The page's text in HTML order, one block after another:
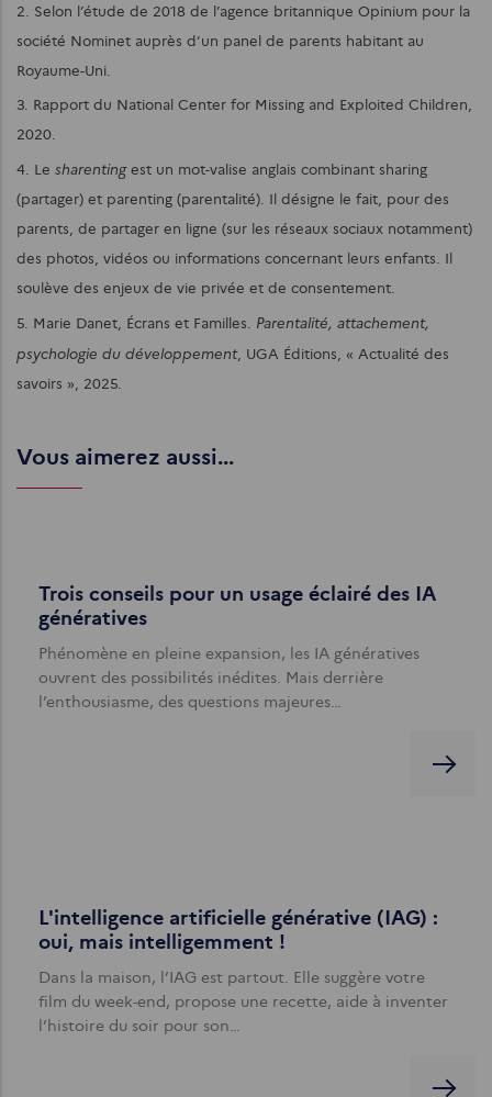
2. Selon l’étude de 2018 de l’agence britannique Opinium pour la
société Nominet auprès d’un panel de parents habitant au
Royaume-Uni.
3. Rapport du National Center for Missing and Exploited Children,
2020.
4. Le sharentingest un mot-valise anglais combinant sharing
(partager) et parenting (parentalité). Il désigne le fait, pour des
parents, de partager en ligne (sur les réseaux sociaux notamment)
des photos, vidéos ou informations concernant leurs enfants. Il
soulève des enjeux de vie privée et de consentement.
5. Marie Danet, Écrans et Familles. Parentalité, attachement,
psychologie du développement, UGA Éditions, « Actualité des
savoirs », 2025.
Vous aimerez aussi...
Trois conseils pour un usage éclairé des IA
génératives
Phénomène en pleine expansion, les IA génératives
ouvrent des possibilités inédites. Mais derrière
l’enthousiasme, des questions majeures…
L'intelligence artificielle générative (IAG) :
oui, mais intelligemment !
Dans la maison, l’IAG est partout. Elle suggère votre
film du week-end, propose une recette, aide à inventer
l’histoire du soir pour son…